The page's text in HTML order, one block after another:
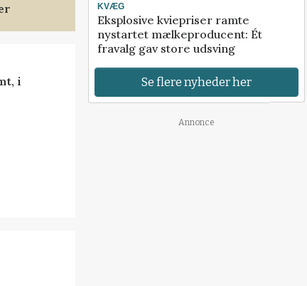
i
KVÆG
Eksplosive kviepriser ramte
nystartet mælkeproducent: Ét
fravalg gav store udsving
Se flere nyheder her
Annonce